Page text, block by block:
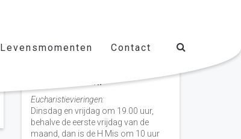
Levensmomenten Contact
Vieringen door de week
H. Nicolaas Baarn
Eucharistievieringen:
Dinsdag en vrijdag om 19.00 uur,
behalve de eerste vrijdag van de
maand, dan is de H Mis om 10 uur